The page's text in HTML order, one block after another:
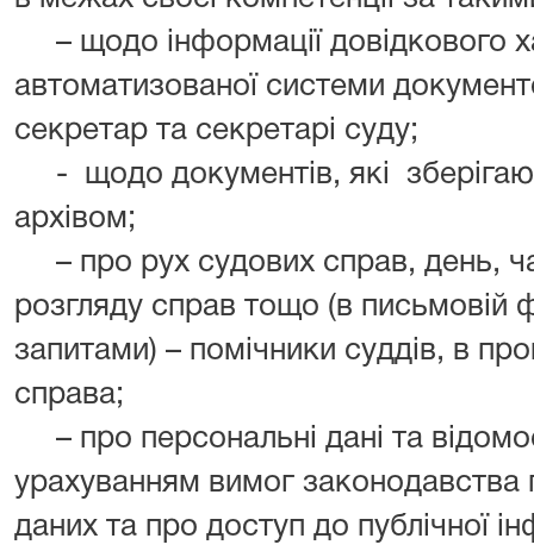
– щодо інформації довідкового
автоматизованої системи
секретар та секретарі суду;
- щодо документів, які
архівом;
– про рух судових справ, день,
розгляду справ тощо (в письмовій
запитами) – помічники суддів, в
справа;
– про персональні дані та
урахуванням вимог законодавства
даних та про доступ до публічної